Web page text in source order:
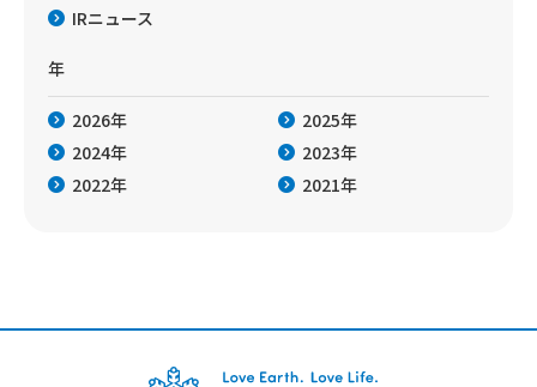
IRニュース
年
2026年
2025年
2024年
2023年
2022年
2021年